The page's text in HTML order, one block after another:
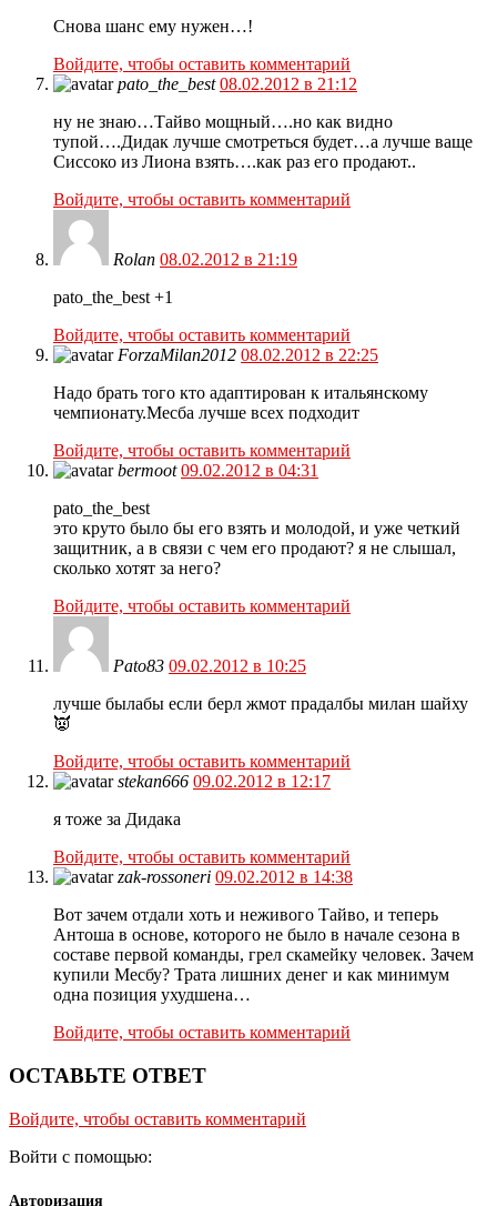
Снова шанс ему нужен…!
Войдите, чтобы оставить комментарий
pato_the_best 08.02.2012 в 21:12
ну не знаю…Тайво мощный….но как видно
тупой….Дидак лучше смотреться будет…а лучше ваще
Сиссоко из Лиона взять….как раз его продают..
Войдите, чтобы оставить комментарий
Rolan 08.02.2012 в 21:19
pato_the_best +1
Войдите, чтобы оставить комментарий
ForzaMilan2012 08.02.2012 в 22:25
Надо брать того кто адаптирован к итальянскому
чемпионату.Месба лучше всех подходит
Войдите, чтобы оставить комментарий
bermoot 09.02.2012 в 04:31
pato_the_best
это круто было бы его взять и молодой, и уже четкий
защитник, а в связи с чем его продают? я не слышал,
сколько хотят за него?
Войдите, чтобы оставить комментарий
Pato83 09.02.2012 в 10:25
лучше былабы если берл жмот прадалбы милан шайху
👿
Войдите, чтобы оставить комментарий
stekan666 09.02.2012 в 12:17
я тоже за Дидака
Войдите, чтобы оставить комментарий
zak-rossoneri 09.02.2012 в 14:38
Вот зачем отдали хоть и неживого Тайво, и теперь
Антоша в основе, которого не было в начале сезона в
составе первой команды, грел скамейку человек. Зачем
купили Месбу? Трата лишних денег и как минимум
одна позиция ухудшена…
Войдите, чтобы оставить комментарий
ОСТАВЬТЕ ОТВЕТ
Войдите, чтобы оставить комментарий
Войти с помощью:
Авторизация